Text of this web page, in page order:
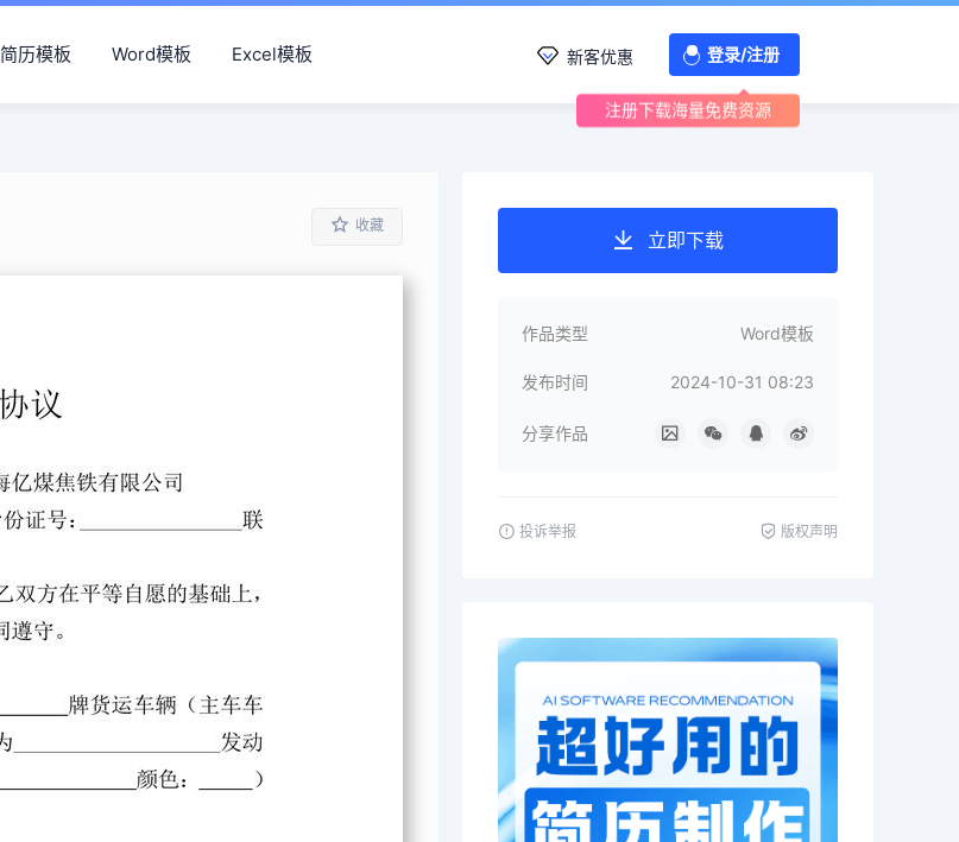
简历模板 Word模板 Excel模板 新客优惠 登录/注册
注册下载海量免费资源
收藏
立即下载
作品类型 Word模板
发布时间 2024-10-31 08:23
分享作品
投诉举报 版权声明